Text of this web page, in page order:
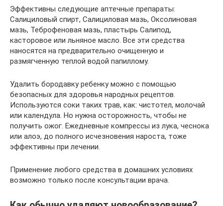
Эффективны следующие аптечные препараты:
Салициловый спирт, Салициловая мазь, Оксолиновая
мазь, Теброфеновая мазь, пластырь Салипод,
касторовое или льняное масло. Все эти средства
наносятся на предварительно очищенную и
размягченную теплой водой папиллому.
Удалить бородавку ребенку можно с помощью
безопасных для здоровья народных рецептов.
Используются соки таких трав, как: чистотел, молочай
или календула. Но нужна осторожность, чтобы не
получить ожог. Ежедневные компрессы из лука, чеснока
или алоэ, до полного исчезновения нароста, тоже
эффективны при лечении.
Применение любого средства в домашних условиях
возможно только после консультации врача.